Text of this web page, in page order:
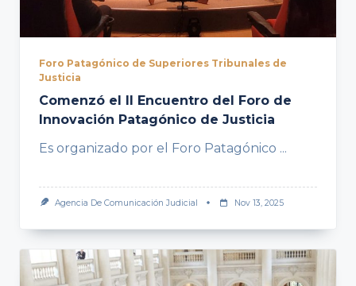
Foro Patagónico de Superiores Tribunales de
Justicia
Comenzó el II Encuentro del Foro de
Innovación Patagónico de Justicia
Es organizado por el Foro Patagónico ...
Agencia De Comunicación Judicial Nov 13, 2025